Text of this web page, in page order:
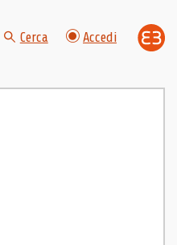
Cerca Accedi